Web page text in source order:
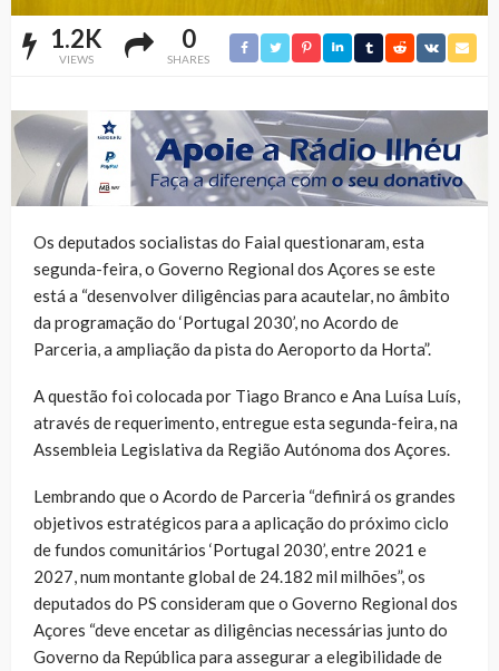
1.2K
VIEWS
0
SHARES
Os deputados socialistas do Faial questionaram, esta
segunda-feira, o Governo Regional dos Açores se este
está a “desenvolver diligências para acautelar, no âmbito
da programação do ‘Portugal 2030’, no Acordo de
Parceria, a ampliação da pista do Aeroporto da Horta”.
A questão foi colocada por Tiago Branco e Ana Luísa Luís,
através de requerimento, entregue esta segunda-feira, na
Assembleia Legislativa da Região Autónoma dos Açores.
Lembrando que o Acordo de Parceria “definirá os grandes
objetivos estratégicos para a aplicação do próximo ciclo
de fundos comunitários ‘Portugal 2030’, entre 2021 e
2027, num montante global de 24.182 mil milhões”, os
deputados do PS consideram que o Governo Regional dos
Açores “deve encetar as diligências necessárias junto do
Governo da República para assegurar a elegibilidade de